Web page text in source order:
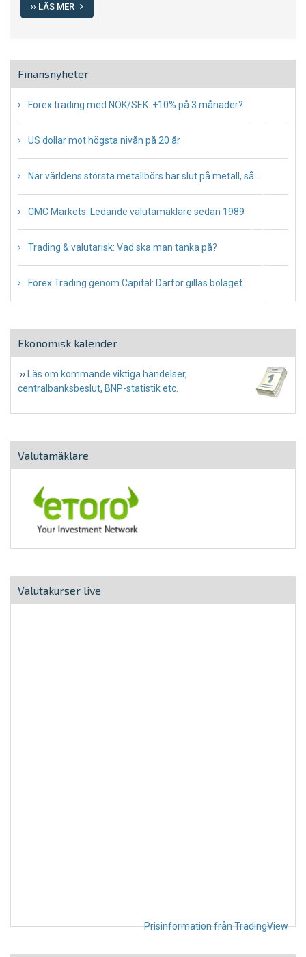
›› LÄS MER
Finansnyheter
Forex trading med NOK/SEK: +10% på 3 månader?
US dollar mot högsta nivån på 20 år
När världens största metallbörs har slut på metall, så..
CMC Markets: Ledande valutamäklare sedan 1989
Trading & valutarisk: Vad ska man tänka på?
Forex Trading genom Capital: Därför gillas bolaget
Ekonomisk kalender
››
Läs om kommande viktiga händelser,
centralbanksbeslut, BNP-statistik etc.
Valutamäklare
Valutakurser live
Prisinformation från TradingView